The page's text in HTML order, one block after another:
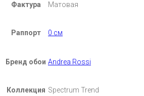
Фактура Матовая
Раппорт 0 см
Бренд обои Andrea Rossi
Коллекция Spectrum Trend